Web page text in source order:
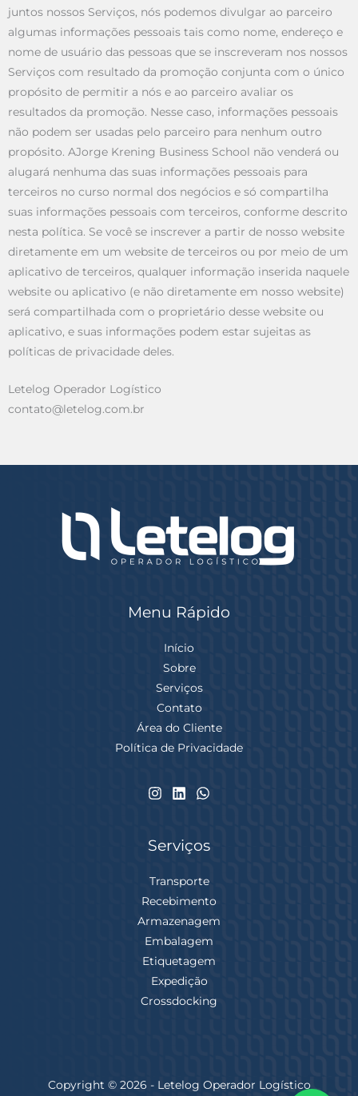
juntos nossos Serviços, nós podemos divulgar ao parceiro
algumas informações pessoais tais como nome, endereço e
nome de usuário das pessoas que se inscreveram nos nossos
Serviços com resultado da promoção conjunta com o único
propósito de permitir a nós e ao parceiro avaliar os
resultados da promoção. Nesse caso, informações pessoais
não podem ser usadas pelo parceiro para nenhum outro
propósito. AJorge Krening Business School não venderá ou
alugará nenhuma das suas informações pessoais para
terceiros no curso normal dos negócios e só compartilha
suas informações pessoais com terceiros, conforme descrito
nesta política. Se você se inscrever a partir de nosso website
diretamente em um website de terceiros ou por meio de um
aplicativo de terceiros, qualquer informação inserida naquele
website ou aplicativo (e não diretamente em nosso website)
será compartilhada com o proprietário desse website ou
aplicativo, e suas informações podem estar sujeitas as
políticas de privacidade deles.
Letelog Operador Logístico
contato@letelog.com.br
Menu Rápido
Início
Sobre
Serviços
Contato
Área do Cliente
Política de Privacidade
Serviços
Transporte
Recebimento
Armazenagem
Embalagem
Etiquetagem
Expedição
Crossdocking
Copyright © 2026 - Letelog Operador Logístico